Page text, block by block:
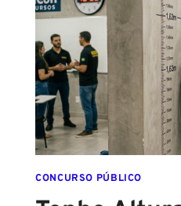
ATÉ
FINAL
DESTE
ANO!
CONCURSO PÚBLICO